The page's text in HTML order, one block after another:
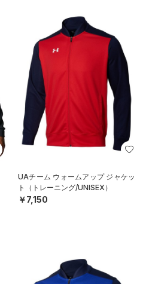
UAチーム ウォームアップ ジャケッ
ト（トレーニング/UNISEX）
￥7,150